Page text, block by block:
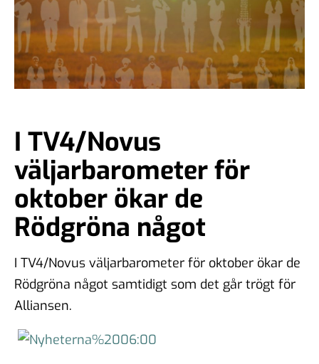
I TV4/Novus
väljarbarometer för
oktober ökar de
Rödgröna något
I TV4/Novus väljarbarometer för oktober ökar de
Rödgröna något samtidigt som det går trögt för
Alliansen.